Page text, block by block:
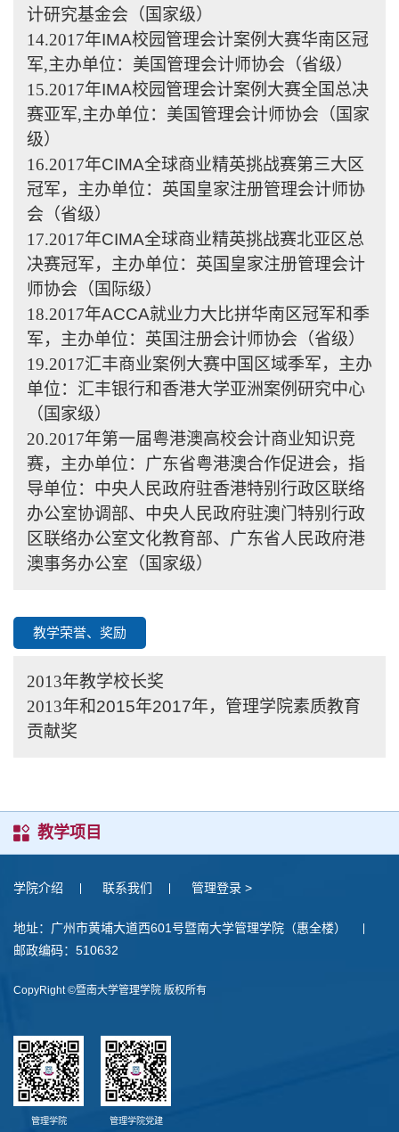
计研究基金会（国家级）
14.2017年IMA校园管理会计案例大赛华南区冠
军,主办单位：美国管理会计师协会（省级）
15.2017年IMA校园管理会计案例大赛全国总决
赛亚军,主办单位：美国管理会计师协会（国家
级）
16.2017年CIMA全球商业精英挑战赛第三大区
冠军，主办单位：英国皇家注册管理会计师协
会（省级）
17.2017年CIMA全球商业精英挑战赛北亚区总
决赛冠军，主办单位：英国皇家注册管理会计
师协会（国际级）
18.2017年ACCA就业力大比拼华南区冠军和季
军，主办单位：英国注册会计师协会（省级）
19.2017汇丰商业案例大赛中国区域季军，主办
单位：汇丰银行和香港大学亚洲案例研究中心
（国家级）
20.2017年第一届粤港澳高校会计商业知识竞
赛，主办单位：广东省粤港澳合作促进会，指
导单位：中央人民政府驻香港特别行政区联络
办公室协调部、中央人民政府驻澳门特别行政
区联络办公室文化教育部、广东省人民政府港
澳事务办公室（国家级）
教学荣誉、奖励
2013年教学校长奖
2013年和2015年2017年，管理学院素质教育
贡献奖
教学项目
学院介绍 联系我们 管理登录 >
地址：广州市黄埔大道西601号暨南大学管理学院（惠全楼）
邮政编码：510632
CopyRight ©暨南大学管理学院 版权所有
管理学院 管理学院党建